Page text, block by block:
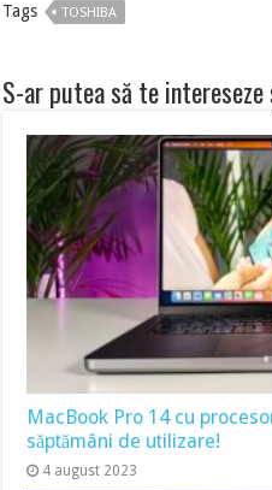
Tags TOSHIBA
S-ar putea să te intereseze
MacBook Pro 14 cu
săptămâni de utilizare!
4 august 2023